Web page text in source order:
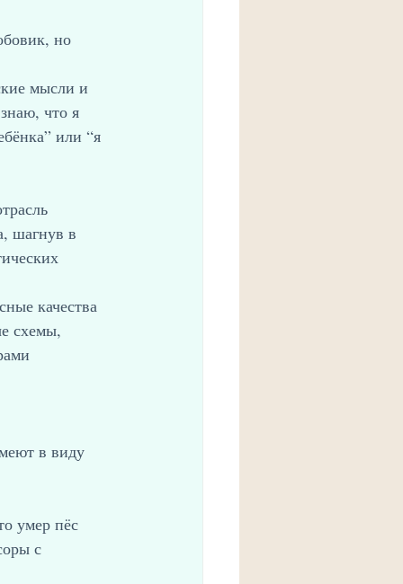
но
мысли и
что я
или “я
шагнув в
качества
схемы,
в виду
умер пёс
с